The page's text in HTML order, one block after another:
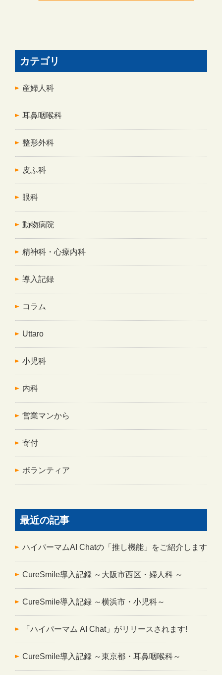
カテゴリ
産婦人科
耳鼻咽喉科
整形外科
皮ふ科
眼科
動物病院
精神科・心療内科
導入記録
コラム
Uttaro
小児科
内科
営業マンから
寄付
ボランティア
最近の記事
ハイパーマムAI Chatの「推し機能」をご紹介します
CureSmile導入記録 ～大阪市西区・婦人科 ～
CureSmile導入記録 ～横浜市・小児科～
「ハイパーマム AI Chat」がリリースされます!
CureSmile導入記録 ～東京都・耳鼻咽喉科～